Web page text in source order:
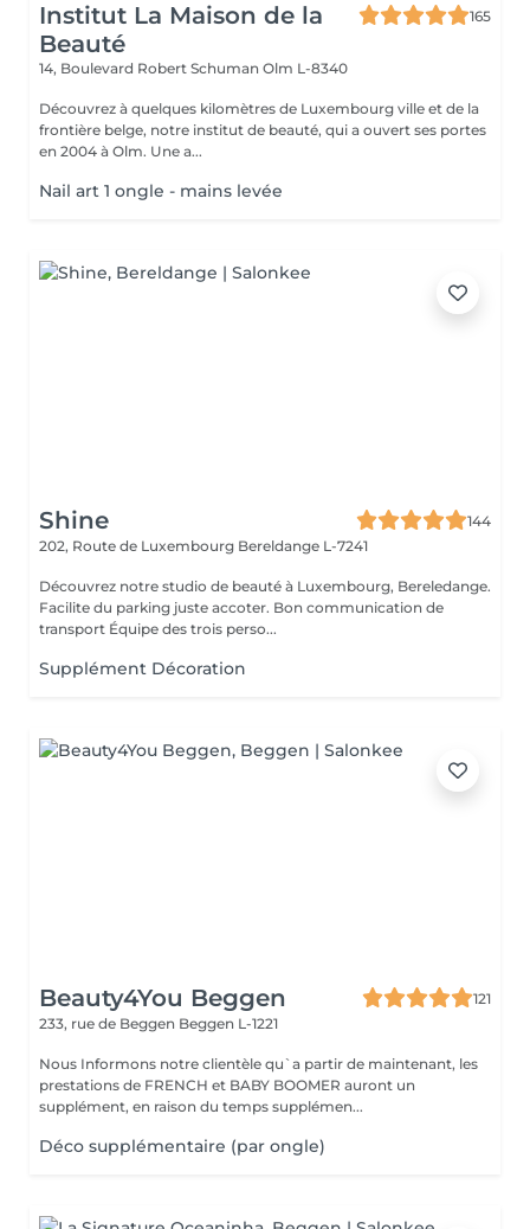
Institut La Maison de la
Beauté
165
14, Boulevard Robert Schuman Olm L-8340
Découvrez à quelques kilomètres de Luxembourg ville et de la
frontière belge, notre institut de beauté, qui a ouvert ses portes
en 2004 à Olm. Une a...
Nail art 1 ongle - mains levée
Shine
144
202, Route de Luxembourg Bereldange L-7241
Découvrez notre studio de beauté à Luxembourg, Bereledange.
Facilite du parking juste accoter. Bon communication de
transport Équipe des trois perso...
Supplément Décoration
Beauty4You Beggen
121
233, rue de Beggen Beggen L-1221
Nous Informons notre clientèle qu`a partir de maintenant, les
prestations de FRENCH et BABY BOOMER auront un
supplément, en raison du temps supplémen...
Déco supplémentaire (par ongle)